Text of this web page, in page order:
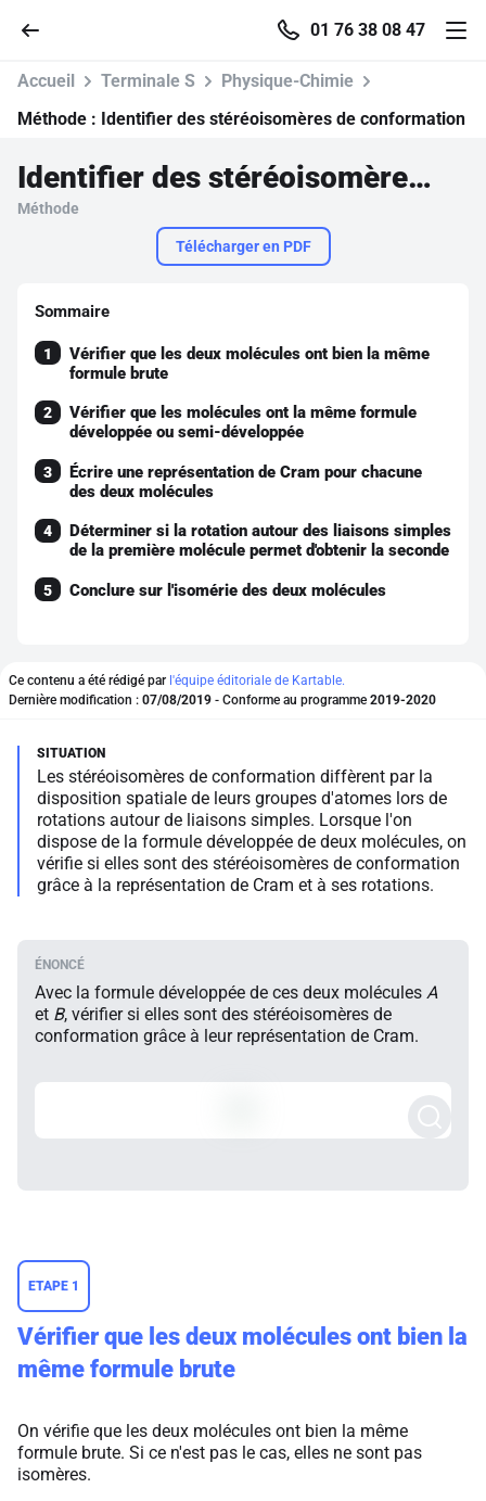
01 76 38 08 47
Accueil
Se connecter
S'inscrire gratuitement
Pour profiter de 10 contenus offerts.
Accueil Terminale S
Physique-Chimie
Méthode : Identifier des stéréoisomères de conformation
Identifier des stéréoisomères de conformation
Méthode
Télécharger en PDF
Sommaire
1
Vérifier que les deux molécules ont bien la même
formule brute
2
Vérifier que les molécules ont la même formule
développée ou semi-développée
3
Écrire une représentation de Cram pour chacune
des deux molécules
4
Déterminer si la rotation autour des liaisons simples
de la première molécule permet d'obtenir la seconde
5 Conclure sur l'isomérie des deux molécules
Ce contenu a été rédigé par l'équipe éditoriale de Kartable.
Dernière modification : 07/08/2019 - Conforme au programme 2019-2020
Les stéréoisomères de conformation diffèrent par la
disposition spatiale de leurs groupes d'atomes lors de
rotations autour de liaisons simples. Lorsque l'on
dispose de la formule développée de deux molécules, on
vérifie si elles sont des stéréoisomères de conformation
grâce à la représentation de Cram et à ses rotations.
Avec la formule développée de ces deux molécules A
et B, vérifier si elles sont des stéréoisomères de
conformation grâce à leur représentation de Cram.
ETAPE 1
Vérifier que les deux molécules ont bien la
même formule brute
On vérifie que les deux molécules ont bien la même
formule brute. Si ce n'est pas le cas, elles ne sont pas
isomères.